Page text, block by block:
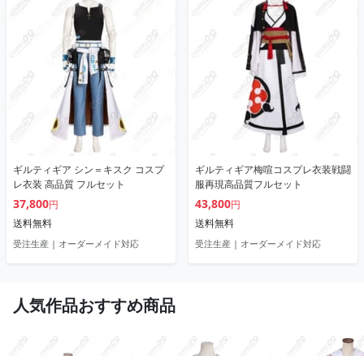
ギルティギア シン＝キスク コスプ
レ衣装 高品質 フルセット
37,800円
送料無料
受注生産 | オーダーメイド対応
ギルティギア梅喧コスプレ衣装戦闘
服再現高品質フルセット
43,800円
送料無料
受注生産 | オーダーメイド対応
人気作品おすすめ商品